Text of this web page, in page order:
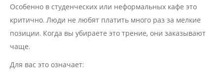
Особенно в студенческих или неформальных кафе это
критично. Люди не любят платить много раз за мелкие
позиции. Когда вы убираете это трение, они заказывают
чаще.
Для вас это означает: